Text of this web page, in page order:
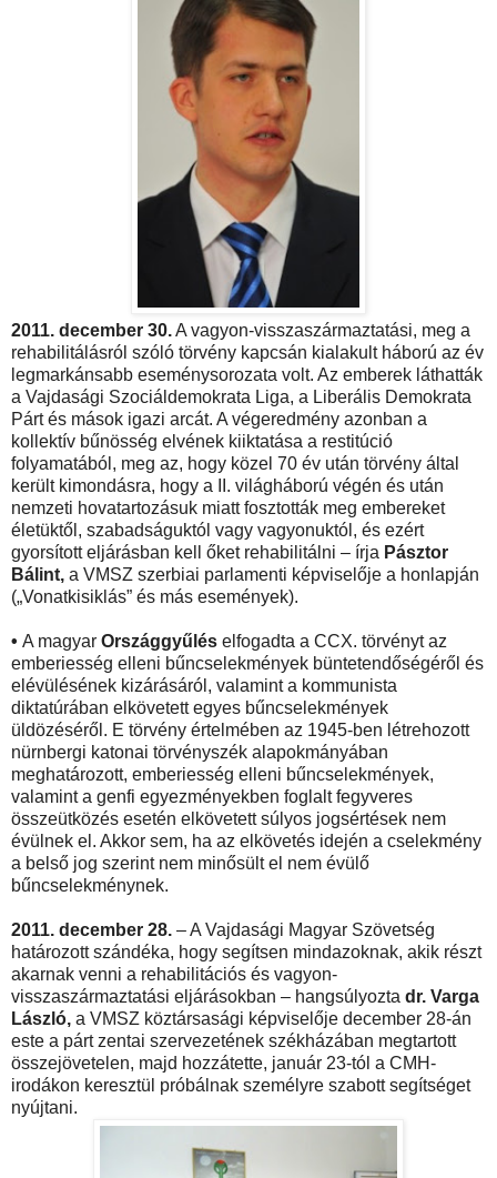
2011. december 30.A vagyon-visszaszármaztatási, meg a
rehabilitálásról szóló törvény kapcsán kialakult háború az év
legmarkánsabb eseménysorozata volt. Az emberek láthatták
a Vajdasági Szociáldemokrata Liga, a Liberális Demokrata
Párt és mások igazi arcát. A végeredmény azonban a
kollektív bűnösség elvének kiiktatása a restitúció
folyamatából, meg az, hogy közel 70 év után törvény által
került kimondásra, hogy a II. világháború végén és után
nemzeti hovatartozásuk miatt fosztották meg embereket
életüktől, szabadságuktól vagy vagyonuktól, és ezért
gyorsított eljárásban kell őket rehabilitálni – írja Pásztor
Bálint, a VMSZ szerbiai parlamenti képviselője a honlapján
(„Vonatkisiklás” és más események).
• A magyar Országgyűlés elfogadta a CCX. törvényt az
emberiesség elleni bűncselekmények büntetendőségéről és
elévülésének kizárásáról, valamint a kommunista
diktatúrában elkövetett egyes bűncselekmények
üldözéséről. E törvény értelmében az 1945-ben létrehozott
nürnbergi katonai törvényszék alapokmányában
meghatározott, emberiesség elleni bűncselekmények,
valamint a genfi egyezményekben foglalt fegyveres
összeütközés esetén elkövetett súlyos jogsértések nem
évülnek el. Akkor sem, ha az elkövetés idején a cselekmény
a belső jog szerint nem minősült el nem évülő
bűncselekménynek.
2011. december 28. – A Vajdasági Magyar Szövetség
határozott szándéka, hogy segítsen mindazoknak, akik részt
akarnak venni a rehabilitációs és vagyon-
visszaszármaztatási eljárásokban – hangsúlyozta dr. Varga
László, a VMSZ köztársasági képviselője december 28-án
este a párt zentai szervezetének székházában megtartott
összejövetelen, majd hozzátette, január 23-tól a CMH-
irodákon keresztül próbálnak személyre szabott segítséget
nyújtani.